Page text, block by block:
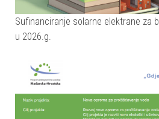
Sufinanciranje solarne elektrane za
u 2026.g.